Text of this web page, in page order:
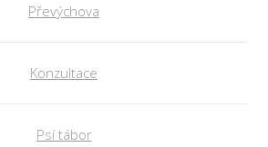
Převýchova
Konzultace
Psí tábor